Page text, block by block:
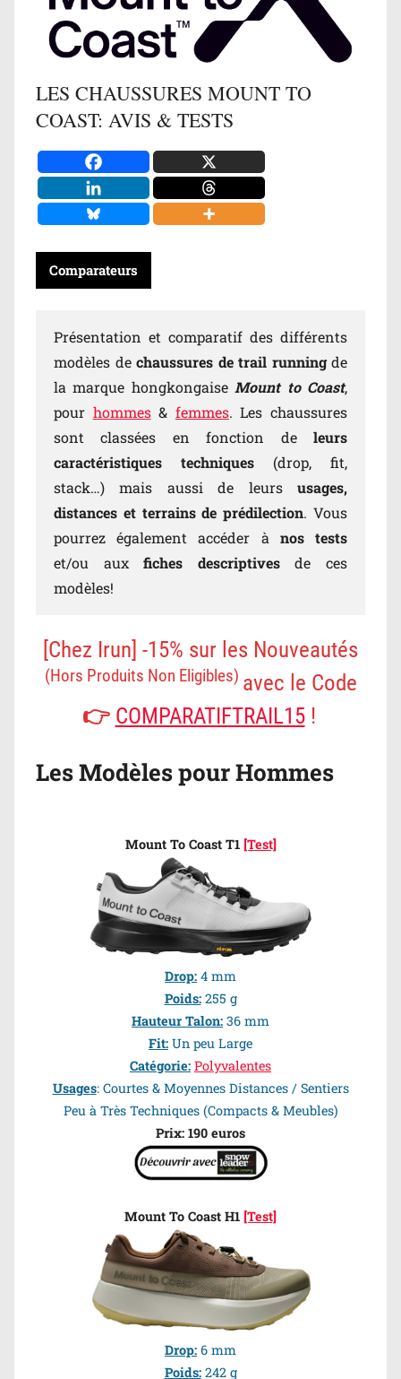
LES CHAUSSURES MOUNT TO
COAST: AVIS & TESTS
Comparateurs
Présentation et comparatif des différents
modèles de chaussures de trail runningde
la marque hongkongaise Mount to Coast,
pour hommes& femmes. Les chaussures
sont classées en fonction de leurs
caractéristiques techniques (drop, fit,
stack…) mais aussi de leurs usages,
distances et terrains de prédilection. Vous
pourrez également accéder à nos tests
et/ou auxfiches descriptivesde ces
modèles!
[Chez Irun] -15% sur les Nouveautés
(Hors Produits Non Eligibles) avec le Code
👉 COMPARATIFTRAIL15!
Les Modèles pour Hommes
Mount To Coast T1 [Test]
Drop: 4 mm
Poids:255 g
Hauteur Talon: 36 mm
Fit: Un peu Large
Catégorie: Polyvalentes
Usages: Courtes & Moyennes Distances / Sentiers
Peu à Très Techniques (Compacts & Meubles)
Prix: 190 euros
Mount To Coast H1 [Test]
Drop: 6 mm
Poids:242 g